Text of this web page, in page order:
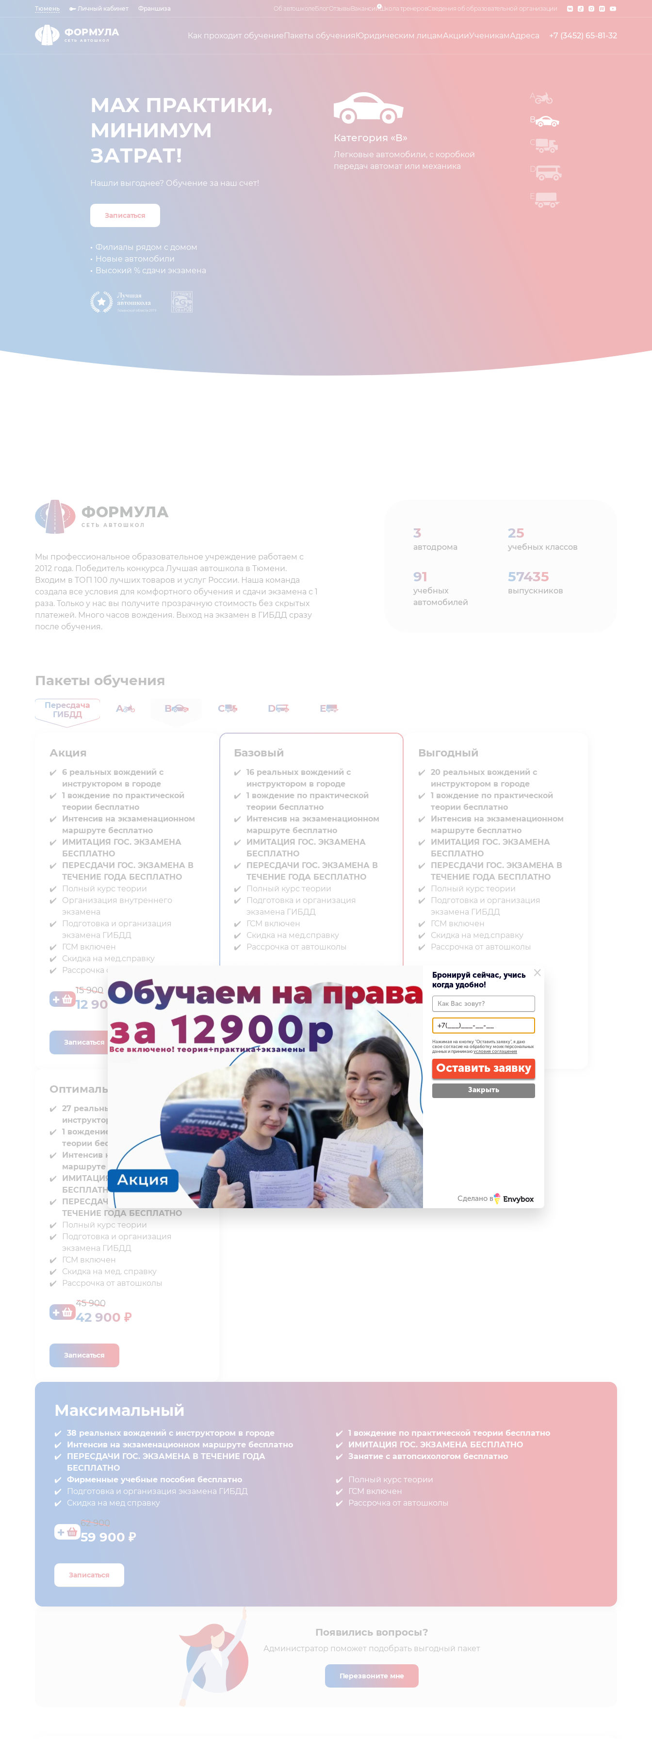
Тюмень Личный кабинет Франшиза Об автошколеБлогОтзывыВакансии4Школа тренеровСведения об образовательной организации
ФОРМУЛА
СЕТЬ АВТОШКОЛ
Как проходит обучениеПакеты обучения Юридическим лицамАкцииУченикамАдреса +7 (3452) 65-81-32
МАХ ПРАКТИКИ,
МИНИМУМ
ЗАТРАТ!⁣⁣
Нашли выгоднее? Обучение за наш счет!
Записаться
Филиалы рядом с домом
Новые автомобили
Высокий % сдачи экзамена
Категория «В»
Легковые автомобили, с коробкой
передач автомат или механика
A
B
C
D
E
ФОРМУЛА
СЕТЬ АВТОШКОЛ
Мы профессиональное образовательное учреждение работаем с
2012 года. Победитель конкурса Лучшая автошкола в Тюмени.
Входим в ТОП 100 лучших товаров и услуг России. Наша команда
создала все условия для комфортного обучения и сдачи экзамена с 1
раза. Только у нас вы получите прозрачную стоимость без скрытых
платежей. Много часов вождения. Выход на экзамен в ГИБДД сразу
после обучения.
3
автодрома
25
учебных классов
91
учебных
автомобилей
57435
выпускников
Пакеты обучения
Пересдача
ГИБДД
A B C D E
Акция
6 реальных вождений с
инструктором в городе⁣⁣
1 вождение по практической
теории бесплатно
Интенсив на экзаменационном
маршруте бесплатно
ИМИТАЦИЯ ГОС. ЭКЗАМЕНА
БЕСПЛАТНО
ПЕРЕСДАЧИ ГОС. ЭКЗАМЕНА В
ТЕЧЕНИЕ ГОДА БЕСПЛАТНО
Полный курс теории⁣⁣
Организация внутреннего
экзамена⁣⁣
Подготовка и организация
экзамена ГИБДД⁣⁣
ГСМ включен⁣⁣
Скидка на мед.справку⁣⁣
Рассрочка от автошколы
15 900
12 900 ₽
Записаться
Базовый
16 реальных вождений с
инструктором в городе⁣⁣
1 вождение по практической
теории бесплатно
Интенсив на экзаменационном
маршруте бесплатно
ИМИТАЦИЯ ГОС. ЭКЗАМЕНА
БЕСПЛАТНО
ПЕРЕСДАЧИ ГОС. ЭКЗАМЕНА В
ТЕЧЕНИЕ ГОДА БЕСПЛАТНО
Полный курс теории⁣⁣
Подготовка и организация
экзамена ГИБДД⁣⁣
ГСМ включен⁣⁣
Скидка на мед.справку⁣⁣
Рассрочка от автошколы
24 900
21 900 ₽
Записаться
Выгодный⁣⁣
20 реальных вождений с
инструктором в городе
1 вождение по практической
теории бесплатно
Интенсив на экзаменационном
маршруте бесплатно
ИМИТАЦИЯ ГОС. ЭКЗАМЕНА
БЕСПЛАТНО
ПЕРЕСДАЧИ ГОС. ЭКЗАМЕНА В
ТЕЧЕНИЕ ГОДА БЕСПЛАТНО
Полный курс теории⁣⁣⁣⁣
Подготовка и организация
экзамена ГИБДД
ГСМ включен⁣⁣⁣⁣
Скидка на мед.справку⁣⁣⁣⁣
Рассрочка от автошколы
32 900
29 900 ₽
Записаться
Оптимальный
27 реальных вождений с
инструктором в городе
1 вождение по практической
теории бесплатно
Интенсив на экзаменационном
маршруте бесплатно
ИМИТАЦИЯ ГОС. ЭКЗАМЕНА
БЕСПЛАТНО⁣⁣
ПЕРЕСДАЧИ ГОС. ЭКЗАМЕНА В
ТЕЧЕНИЕ⁣⁣ ГОДА БЕСПЛАТНО
Полный курс теории⁣⁣
Подготовка и организация
экзамена ГИБДД⁣⁣
ГСМ включен⁣⁣
Скидка на мед. справку⁣⁣
Рассрочка от автошколы
45 900
42 900 ₽
Записаться
Максимальный
38 реальных вождений с инструктором в городе
1 вождение по практической теории бесплатно
Интенсив на экзаменационном маршруте бесплатно
ИМИТАЦИЯ ГОС. ЭКЗАМЕНА БЕСПЛАТНО
ПЕРЕСДАЧИ ГОС. ЭКЗАМЕНА В ТЕЧЕНИЕ ГОДА
БЕСПЛАТНО
Занятие с автопсихологом бесплатно
Фирменные учебные пособия бесплатно⁣⁣
Полный курс теории⁣⁣
Подготовка и организация экзамена ГИБДД⁣⁣
ГСМ включен⁣⁣
Скидка на мед справку⁣⁣
Рассрочка от автошколы
62 900
59 900 ₽
Записаться
Появились вопросы?
Администратор поможет подобрать выгодный пакет
Перезвоните мне
×
Бронируй сейчас, учись
когда удобно!
Нажимая на кнопку "Оставить заявку", я даю
свое согласие на обработку моих персональных
данных и принимаю условия соглашения
Оставить заявку
Закрыть
Сделано в